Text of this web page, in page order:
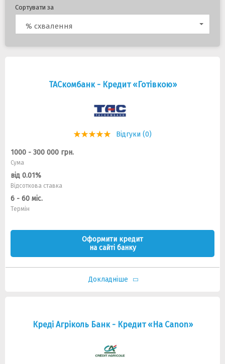
Сортувати за
% схвалення
ТАСкомбанк - Кредит «Готівкою»
Відгуки (0)
1000 - 300 000 грн.
Сума
від 0.01%
Відсоткова ставка
6 - 60 міс.
Термін
Оформити кредит
на сайті банку
Докладніше
Креді Агріколь Банк - Кредит «На Canon»